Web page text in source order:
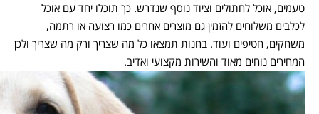
טעמים, אוכל לחתולים וציוד נוסף שנדרש. כך תוכלו יחד עם אוכל
לכלבים משלוחים להזמין גם מוצרים אחרים כמו רצועה או רתמה,
משחקים, חטיפים ועוד. בחנות תמצאו כל מה שצריך ורק מה שצריך ולכן
המחירים נוחים מאוד והשירות מקצועי ואדיב.